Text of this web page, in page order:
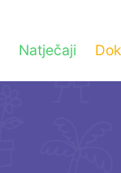
Natječaji